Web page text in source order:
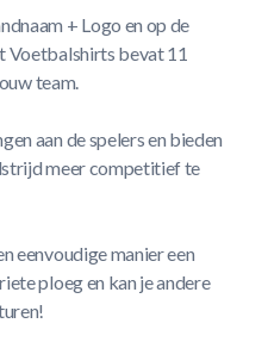
+ Logo en op de
Voetbalshirts bevat 11
team.
aan de spelers en bieden
meer competitief te
eenvoudige manier een
ploeg en kan je andere